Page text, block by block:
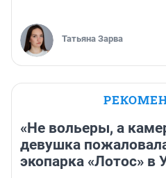
Татьяна Зарва
«Не вольеры, а
девушка
экопарка «Лотос» в